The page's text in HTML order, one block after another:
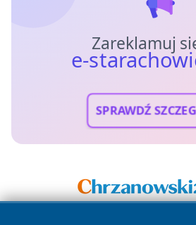
Zareklamuj
e-
SPRAWDŹ